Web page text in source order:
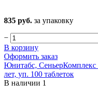
835 руб. за упаковку
−
В корзину
Оформить заказ
Юнитабс, СеньерКомплекс
лет, уп. 100 таблеток
В наличии 1